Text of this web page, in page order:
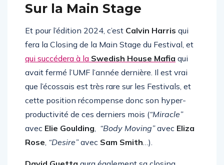
Sur la Main Stage
Et pour l’édition 2024, c’estCalvin Harrisqui
fera la Closing de la Main Stage du Festival, et
qui succédera à la Swedish House Mafia qui
avait fermé l’UMF l’année dernière. Il est vrai
que l’écossais est très rare sur les Festivals, et
cette position récompense donc son hyper-
productivité de ces derniers mois (“Miracle”
avec Elie Goulding , “Body Moving”